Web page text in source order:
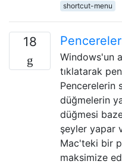
shortcut-menu
18
Windows'un
tıklatarak
Pencerelerin
düğmelerin
düğmesi
şeyler yapar
Mac'teki bir
maksimize